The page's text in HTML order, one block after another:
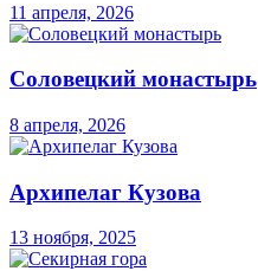
11 апреля, 2026
Соловецкий монастырь
8 апреля, 2026
Архипелаг Кузова
13 ноября, 2025